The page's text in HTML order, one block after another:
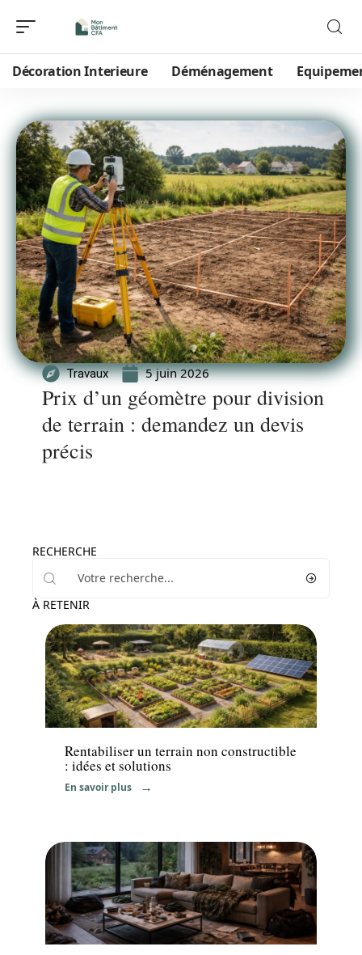
Décoration Interieure Déménagement
Travaux 5 juin 2026
Prix d’un géomètre pour division
de terrain : demandez un devis
précis
RECHERCHE
À RETENIR
Jardin
Rentabiliser un terrain non constructible
: idées et solutions
En savoir plus
News